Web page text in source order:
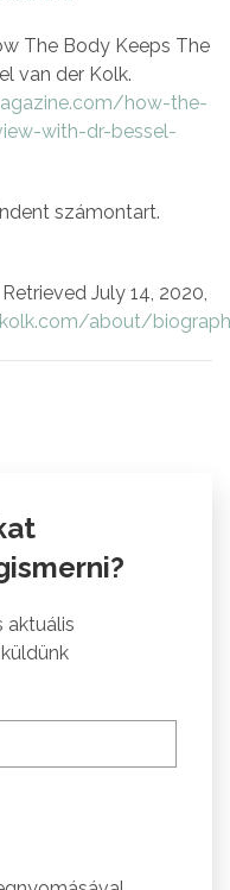
The Body Keeps The
van der Kolk.
how-the-
with-dr-bessel-
számontart.
July 14, 2020,
about/
aktuális